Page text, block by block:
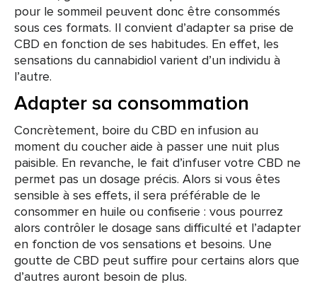
pour le sommeil peuvent donc être consommés
sous ces formats. Il convient d’adapter sa prise de
CBD en fonction de ses habitudes. En effet, les
sensations du cannabidiol varient d’un individu à
l’autre.
Adapter sa consommation
Concrètement, boire du CBD en infusion au
moment du coucher aide à passer une nuit plus
paisible. En revanche, le fait d’infuser votre CBD ne
permet pas un dosage précis. Alors si vous êtes
sensible à ses effets, il sera préférable de le
consommer en huile ou confiserie : vous pourrez
alors contrôler le dosage sans difficulté et l’adapter
en fonction de vos sensations et besoins. Une
goutte de CBD peut suffire pour certains alors que
d’autres auront besoin de plus.